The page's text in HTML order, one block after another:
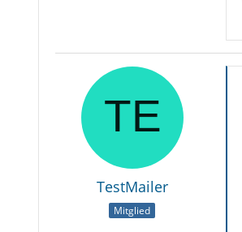
TestMailer
Mitglied